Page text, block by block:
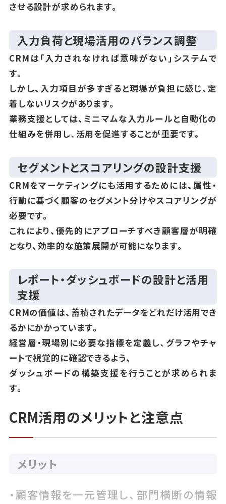
させる設計が求められます。
入力負荷と現場活用のバランス調整
CRMは「入力されなければ意味がない」システムで
す。
しかし、入力項目が多すぎると現場が負担に感じ、定
着しないリスクがあります。
業務支援としては、ミニマムな入力ルールと自動化の
仕組みを併用し、活用を促進することが重要です。
セグメントとスコアリングの設計支援
CRMをマーケティングにも活用するためには、属性・
行動に基づく顧客のセグメント分けやスコアリングが
必要です。
これにより、優先的にアプローチすべき顧客層が明確
となり、効率的な施策展開が可能になります。
レポート・ダッシュボードの設計と活用
支援
CRMの価値は、蓄積されたデータをどれだけ活用でき
るかにかかっています。
経営層・現場別に必要な指標を定義し、グラフやチャ
ートで視覚的に確認できるよう、
ダッシュボードの構築支援を行うことが求められま
す。
CRM活用のメリットと注意点
メリット
・顧客情報を一元管理し、部門横断の情報